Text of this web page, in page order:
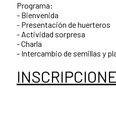
Programa:
- Bienvenida
- Presentación de huerteros
- Actividad sorpresa
- Charla
- Intercambio de semillas y